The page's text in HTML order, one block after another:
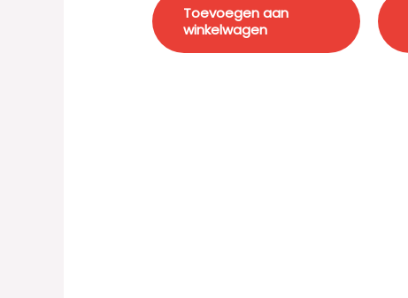
Toevoegen aan
winkelwagen